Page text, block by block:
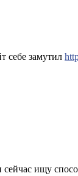
себе замутил
сейчас ищу